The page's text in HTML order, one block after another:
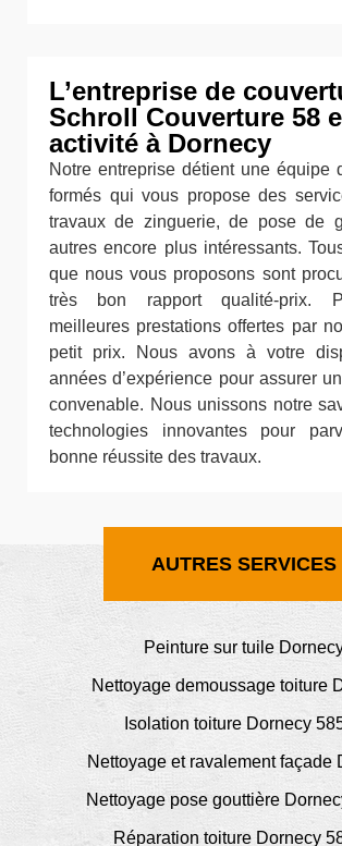
L’entreprise de
Schroll Couverture 58
activité à Dornecy
Notre entreprise détient une équipe
formés qui vous propose des
travaux de zinguerie, de pose de
autres encore plus intéressants.
que nous vous proposons sont
très bon rapport qualité-prix.
meilleures prestations offertes par
petit prix. Nous avons à votre
années d’expérience pour assurer
convenable. Nous unissons notre
technologies innovantes pour
bonne réussite des travaux.
AUTRES SERVICES
Peinture sur tuile
Nettoyage demoussage toiture
Isolation toiture Dornecy
Nettoyage et ravalement façade
Nettoyage pose gouttière
Réparation toiture Dornecy